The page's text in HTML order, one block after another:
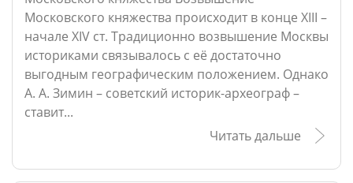
Московского княжества происходит в конце XIII –
начале XIV ст. Традиционно возвышение Москвы
историками связывалось с её достаточно
выгодным географическим положением. Однако
А. А. Зимин – советский историк-археограф –
ставит...
Читать дальше